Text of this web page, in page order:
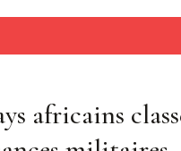
africains